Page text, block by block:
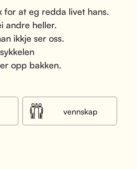
for at eg redda livet hans.
andre heller.
ikkje ser oss.
opp bakken.
vennskap